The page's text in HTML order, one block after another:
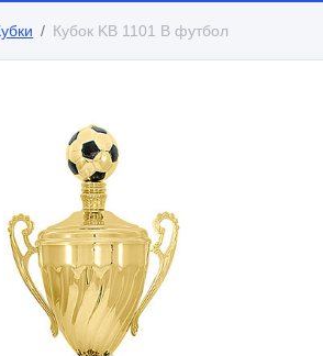
Кубок KB 1101 B футбол